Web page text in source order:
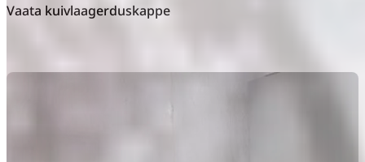
Vaata kuivlaagerduskappe